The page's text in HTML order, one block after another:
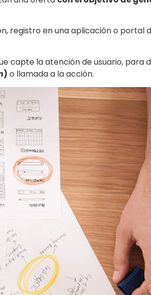
registro en una aplicación o portal
capte la atención de usuario, para
) o llamada a la acción.